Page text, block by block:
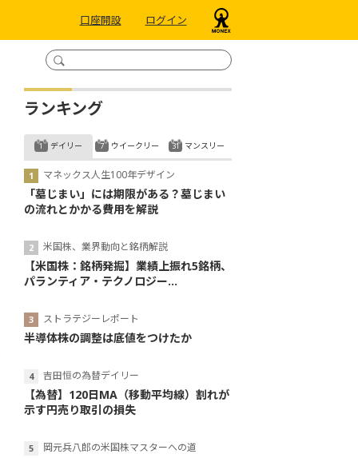
口座開設 ログイン
ランキング
デイリー
マネックス人生100年デザイン
「墓じまい」には期限がある？墓じまい
の流れとかかる費用を解説
米国株、業界動向と銘柄解説
【米国株：銘柄発掘】業績上振れ5銘柄、
パランティア・テクノロジー...
ストラテジーレポート
半導体株の調整は底値をつけたか
吉田恒の為替デイリー
【為替】120日MA（移動平均線）割れが
示す円売り取引の損失
岡元兵八郎の米国株マスターへの道
ウイークリー マンスリー